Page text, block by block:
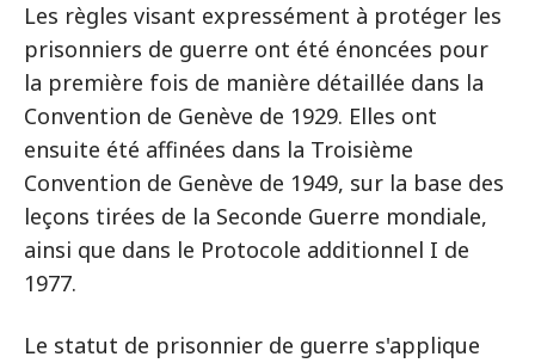
Les règles visant expressément à protéger les
prisonniers de guerre ont été énoncées pour
la première fois de manière détaillée dans la
Convention de Genève de 1929. Elles ont
ensuite été affinées dans la Troisième
Convention de Genève de 1949, sur la base des
leçons tirées de la Seconde Guerre mondiale,
ainsi que dans le Protocole additionnel I de
1977.
Le statut de prisonnier de guerre s'applique